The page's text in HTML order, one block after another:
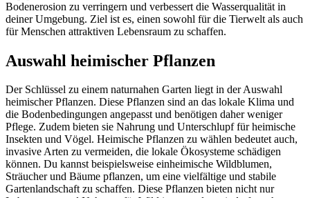
Bodenerosion zu verringern und verbessert die Wasserqualität in
deiner Umgebung. Ziel ist es, einen sowohl für die Tierwelt als auch
für Menschen attraktiven Lebensraum zu schaffen.
Auswahl heimischer Pflanzen
Der Schlüssel zu einem naturnahen Garten liegt in der Auswahl
heimischer Pflanzen. Diese Pflanzen sind an das lokale Klima und
die Bodenbedingungen angepasst und benötigen daher weniger
Pflege. Zudem bieten sie Nahrung und Unterschlupf für heimische
Insekten und Vögel. Heimische Pflanzen zu wählen bedeutet auch,
invasive Arten zu vermeiden, die lokale Ökosysteme schädigen
können. Du kannst beispielsweise einheimische Wildblumen,
Sträucher und Bäume pflanzen, um eine vielfältige und stabile
Gartenlandschaft zu schaffen. Diese Pflanzen bieten nicht nur